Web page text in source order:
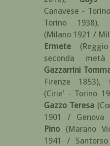
Canavese -
Torino 1938),
(Milano 1921 /
Ermete
seconda
Gazzarrini
Firenze 1853),
(Cirie' - Torino
Gazzo Teresa
1901 / Genova
Pino
(Marano
1941 /